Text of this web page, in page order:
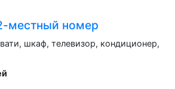
местный номер
шкаф, телевизор, кондиционер,